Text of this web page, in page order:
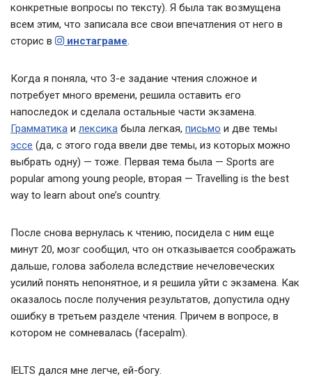
конкретные вопросы по тексту). Я была так возмущена
всем этим, что записала все свои впечатления от него в
сторис в
инстаграме.
Когда я поняла, что 3-е задание чтения сложное и
потребует много времени, решила оставить его
напоследок и сделала остальные части экзамена.
Грамматика и лексика была легкая, письмо и две темы
эссе (да, с этого года ввели две темы, из которых можно
выбрать одну) — тоже. Первая тема была — Sports are
popular among young people, вторая — Travelling is the best
way to learn about one’s country.
После снова вернулась к чтению, посидела с ним еще
минут 20, мозг сообщил, что он отказывается соображать
дальше, голова заболела вследствие нечеловеческих
усилий понять непонятное, и я решила уйти с экзамена. Как
оказалось после получения результатов, допустила одну
ошибку в третьем разделе чтения. Причем в вопросе, в
котором не сомневалась (facepalm).
IELTS дался мне легче, ей-богу.